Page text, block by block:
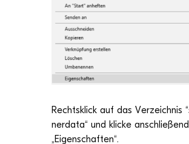
Rechts­klick auf das Ver­zeich­nis “
ner­data“ und kli­cke anschlie­ßend
„Eigen­schaf­ten“.